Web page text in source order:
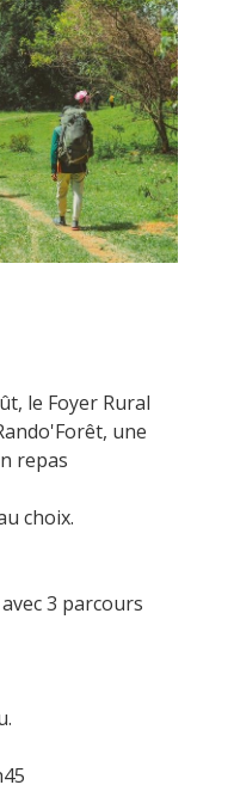
le Foyer Rural
une
repas
choix.
3 parcours